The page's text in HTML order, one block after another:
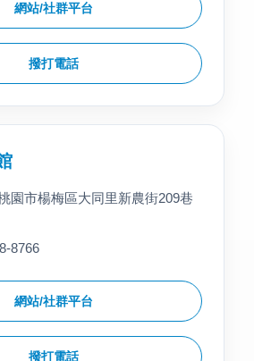
網站/社群平台
撥打電話
園市楊梅區大同里新農街209巷
8766
網站/社群平台
撥打電話